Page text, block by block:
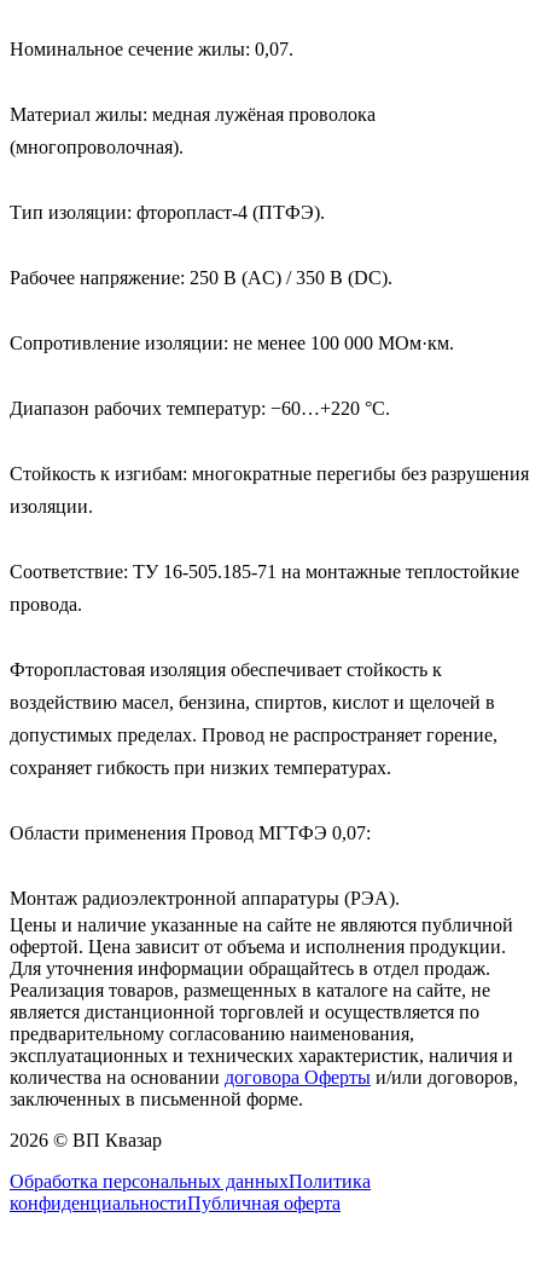
Номинальное сечение жилы: 0,07.
Материал жилы: медная лужёная проволока
(многопроволочная).
Тип изоляции: фторопласт‑4 (ПТФЭ).
Рабочее напряжение: 250 В (AC) / 350 В (DC).
Сопротивление изоляции: не менее 100 000 МОм·км.
Диапазон рабочих температур: −60…+220 °C.
Стойкость к изгибам: многократные перегибы без разрушения
изоляции.
Соответствие: ТУ 16-505.185-71 на монтажные теплостойкие
провода.
Фторопластовая изоляция обеспечивает стойкость к
воздействию масел, бензина, спиртов, кислот и щелочей в
допустимых пределах. Провод не распространяет горение,
сохраняет гибкость при низких температурах.
Области применения Провод МГТФЭ 0,07:
Монтаж радиоэлектронной аппаратуры (РЭА).
Цены и наличие указанные на сайте не являются публичной
офертой. Цена зависит от объема и исполнения продукции.
Для уточнения информации обращайтесь в отдел продаж.
Реализация товаров, размещенных в каталоге на сайте, не
является дистанционной торговлей и осуществляется по
предварительному согласованию наименования,
эксплуатационных и технических характеристик, наличия и
количества на основании договора Оферты и/или договоров,
заключенных в письменной форме.
2026 © ВП Квазар
Обработка персональных данныхПолитика
конфиденциальностиПубличная оферта